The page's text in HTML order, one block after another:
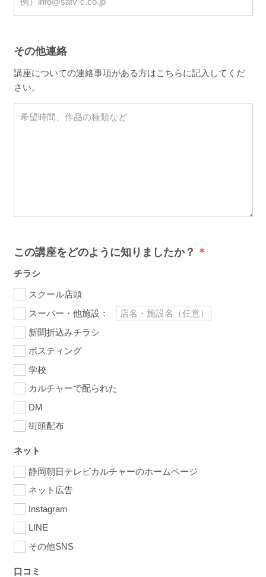
その他連絡
講座についての連絡事項がある方はこちらに記入してくだ
さい。
この講座をどのように知りましたか？
チラシ
スクール店頭
スーパー・他施設：
新聞折込みチラシ
ポスティング
学校
カルチャーで配られた
DM
街頭配布
ネット
静岡朝日テレビカルチャーのホームページ
ネット広告
Instagram
LINE
その他SNS
口コミ